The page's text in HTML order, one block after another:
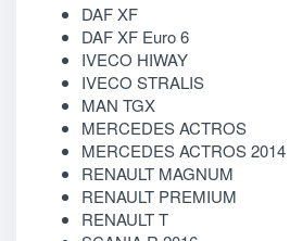
DAF XF
DAF XF Euro 6
IVECO HIWAY
IVECO STRALIS
MAN TGX
MERCEDES ACTROS
MERCEDES ACTROS 2014
RENAULT MAGNUM
RENAULT PREMIUM
RENAULT T